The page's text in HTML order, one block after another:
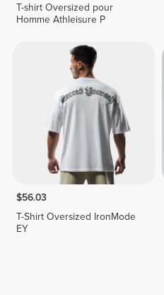
T-shirt Oversized pour
Homme Athleisure P
$56.03
T-Shirt Oversized IronMode
EY